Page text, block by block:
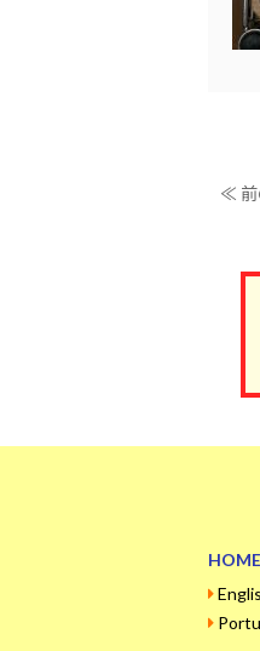
≪ 前
HOME